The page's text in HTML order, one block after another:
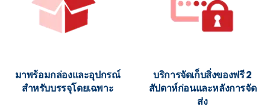
มาพร้อมกล่องและอุปกรณ์
สำหรับบรรจุโดยเฉพาะ
บริการจัดเก็บสิ่งของฟรี 2
สัปดาห์ก่อนและหลังการจัด
ส่ง